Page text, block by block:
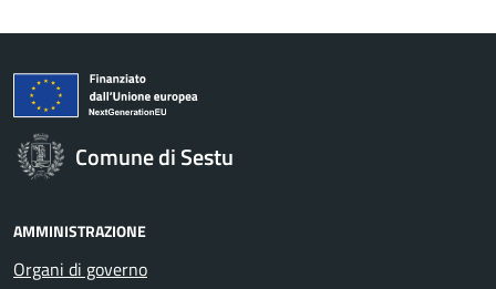
Comune di Sestu
AMMINISTRAZIONE
Organi di governo